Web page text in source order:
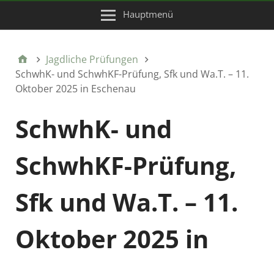
Hauptmenü
Jagdliche Prüfungen
SchwhK- und SchwhKF-Prüfung, Sfk und Wa.T. – 11.
Oktober 2025 in Eschenau
SchwhK- und
SchwhKF-Prüfung,
Sfk und Wa.T. – 11.
Oktober 2025 in